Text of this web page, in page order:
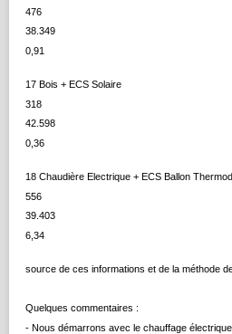
476
38.349
0,91
17 Bois + ECS Solaire
318
42.598
0,36
18 Chaudière Electrique + ECS Ballon
556
39.403
6,34
source de ces informations et de la méthode
Quelques commentaires :
- Nous démarrons avec le chauffage